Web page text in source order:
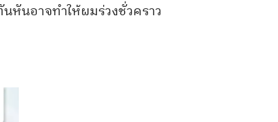
หันอาจทำให้ผมร่วงชั่วคราว